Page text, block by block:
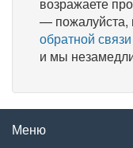
— пожалуйста,
обратной связи
и мы
Меню